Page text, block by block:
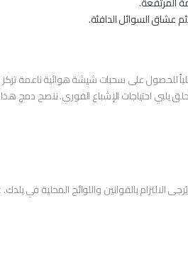
عشاق السوائل الدافئة.
يمثل الخيار المثالي والأكثر طلباً للحصول على سحبات شيشة هوائية
حساً أقوى وأسرع في الحلق يلبي احتياجات الإشباع الفوري. ننصح
يحتوي على النيكوتين وهو مادة تسبب الإدمان. للبالغين فقط (+18). يُرجى الالتزام بالقوانين